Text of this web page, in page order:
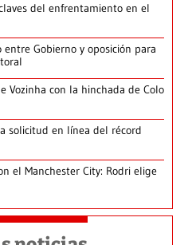
del enfrentamiento en el
Gobierno y oposición para
Vozinha con la hinchada de Colo
solicitud en línea del récord
el Manchester City: Rodri elige